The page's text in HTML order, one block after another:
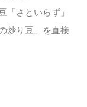
「さといらず」
炒り豆」を直接